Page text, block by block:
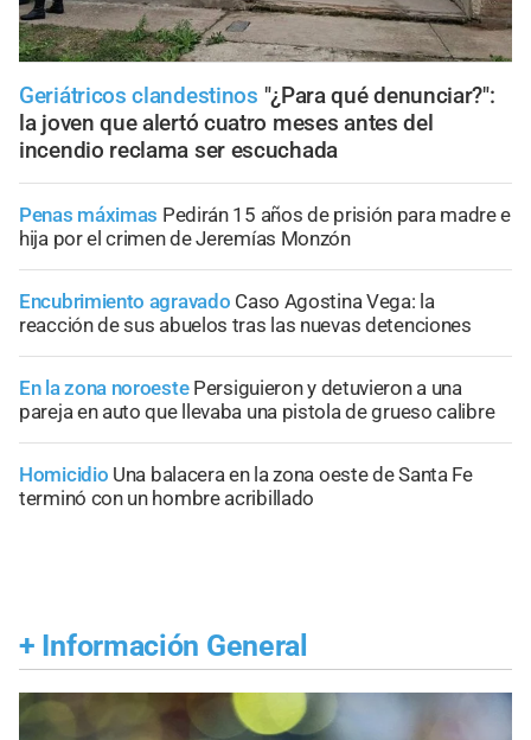
Geriátricos clandestinos "¿Para qué denunciar?":
la joven que alertó cuatro meses antes del
incendio reclama ser escuchada
Penas máximas Pedirán 15 años de prisión para madre e
hija por el crimen de Jeremías Monzón
Encubrimiento agravado Caso Agostina Vega: la
reacción de sus abuelos tras las nuevas detenciones
En la zona noroeste Persiguieron y detuvieron a una
pareja en auto que llevaba una pistola de grueso calibre
Homicidio Una balacera en la zona oeste de Santa Fe
terminó con un hombre acribillado
+ Información General